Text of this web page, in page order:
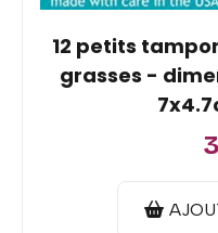
12 petits
grasses -